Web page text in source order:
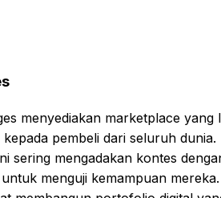
menyediakan marketplace yang
pembeli dari seluruh dunia.
sering mengadakan kontes
menguji kemampuan mereka.